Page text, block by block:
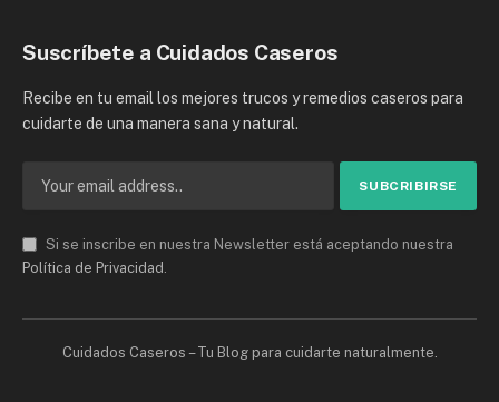
Suscríbete a Cuidados Caseros
Recibe en tu email los mejores trucos y remedios caseros para
cuidarte de una manera sana y natural.
Si se inscribe en nuestra Newsletter está aceptando nuestra
Política de Privacidad
Cuidados Caseros – Tu Blog para cuidarte naturalmente.